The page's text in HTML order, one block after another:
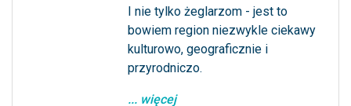
I nie tylko żeglarzom - jest to
bowiem region niezwykle ciekawy
kulturowo, geograficznie i
przyrodniczo.
... więcej